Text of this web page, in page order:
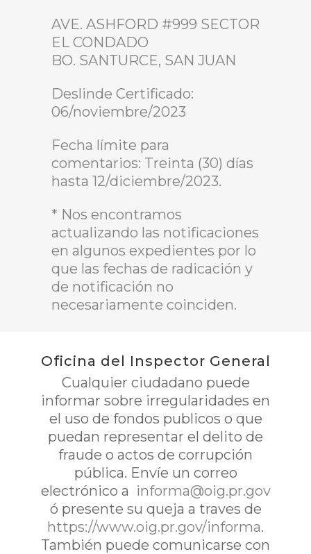
AVE. ASHFORD #999 SECTOR
EL CONDADO
BO. SANTURCE, SAN JUAN
Deslinde Certificado:
06/noviembre/2023
Fecha límite para
comentarios: Treinta (30) días
hasta 12/diciembre/2023.
* Nos encontramos
actualizando las notificaciones
en algunos expedientes por lo
que las fechas de radicación y
de notificación no
necesariamente coinciden.
Oficina del Inspector General
Cualquier ciudadano puede
informar sobre irregularidades en
el uso de fondos publicos o que
puedan representar el delito de
fraude o actos de corrupción
pública. Envíe un correo
electrónico a informa@oig.pr.gov
ó presente su queja a traves de
https://www.oig.pr.gov/informa.
También puede comunicarse con